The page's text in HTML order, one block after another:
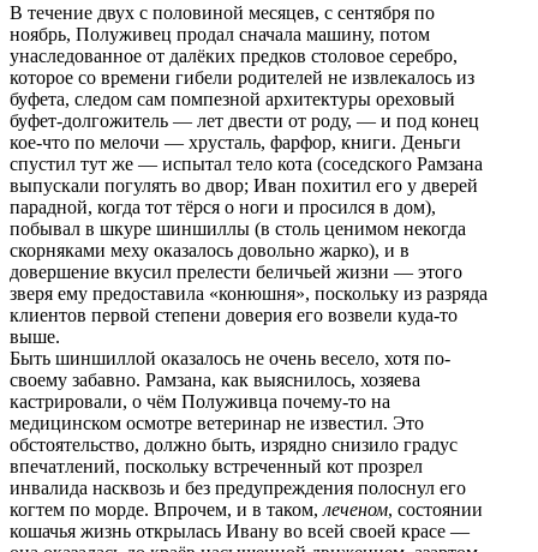
В течение двух с половиной месяцев, с сентября по
ноябрь, Полуживец продал сначала машину, потом
унаследованное от далёких предков столовое серебро,
которое со времени гибели родителей не извлекалось из
буфета, следом сам помпезной архитектуры ореховый
буфет-долгожитель — лет двести от роду, — и под конец
кое-что по мелочи — хрусталь, фарфор, книги. Деньги
спустил тут же — испытал тело кота (соседского Рамзана
выпускали погулять во двор; Иван похитил его у дверей
парадной, когда тот тёрся о ноги и просился в дом),
побывал в шкуре шиншиллы (в столь ценимом некогда
скорняками меху оказалось довольно жарко), и в
довершение вкусил прелести беличьей жизни — этого
зверя ему предоставила «конюшня», поскольку из разряда
клиентов первой степени доверия его возвели куда-то
выше.
Быть шиншиллой оказалось не очень весело, хотя по-
своему забавно. Рамзана, как выяснилось, хозяева
кастрировали, о чём Полуживца почему-то на
медицинском осмотре ветеринар не известил. Это
обстоятельство, должно быть, изрядно снизило градус
впечатлений, поскольку встреченный кот прозрел
инвалида насквозь и без предупреждения полоснул его
когтем по морде. Впрочем, и в таком, леченом, состоянии
кошачья жизнь открылась Ивану во всей своей красе —